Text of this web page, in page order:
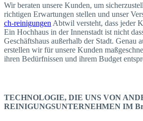
Wir beraten unsere Kunden, um
richtigen Erwartungen stellen und unser
ch-reinigungen Abtwil versteht, dass jeder
Ein Hochhaus in der Innenstadt ist nicht
Geschäftshaus außerhalb der Stadt. Genau
erstellen wir für unsere Kunden
ihren Bedürfnissen und ihrem Budget
TECHNOLOGIE, DIE UNS VON
REINIGUNGSUNTERNEHMEN IM